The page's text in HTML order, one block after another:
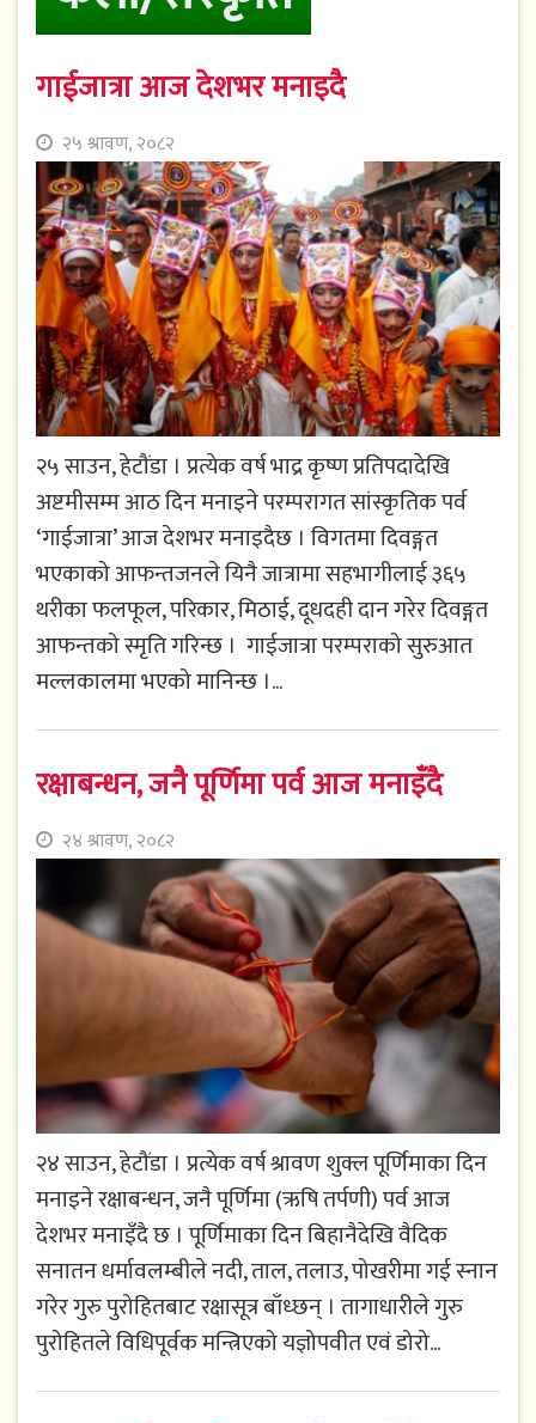
गाईजात्रा आज देशभर मनाइदै
२५ श्रावण, २०८२
२५ साउन, हेटौंडा । प्रत्येक वर्ष भाद्र कृष्ण प्रतिपदादेखि
अष्टमीसम्म आठ दिन मनाइने परम्परागत सांस्कृतिक पर्व
‘गाईजात्रा’ आज देशभर मनाइदैछ । विगतमा दिवङ्गत
भएकाको आफन्तजनले यिनै जात्रामा सहभागीलाई ३६५
थरीका फलफूल, परिकार, मिठाई, दूधदही दान गरेर दिवङ्गत
आफन्तको स्मृति गरिन्छ । गाईजात्रा परम्पराको सुरुआत
मल्लकालमा भएको मानिन्छ ।...
रक्षाबन्धन, जनै पूर्णिमा पर्व आज मनाइँदै
२४ श्रावण, २०८२
२४ साउन, हेटौंडा । प्रत्येक वर्ष श्रावण शुक्ल पूर्णिमाका दिन
मनाइने रक्षाबन्धन, जनै पूर्णिमा (ऋषि तर्पणी) पर्व आज
देशभर मनाइँदै छ । पूर्णिमाका दिन बिहानैदेखि वैदिक
सनातन धर्मावलम्बीले नदी, ताल, तलाउ, पोखरीमा गई स्नान
गरेर गुरु पुरोहितबाट रक्षासूत्र बाँध्छन् । तागाधारीले गुरु
पुरोहितले विधिपूर्वक मन्त्रिएको यज्ञोपवीत एवं डोरो...